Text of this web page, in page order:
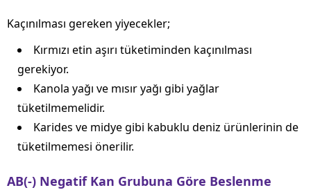
Kaçınılması gereken yiyecekler;
Kırmızı etin aşırı tüketiminden kaçınılması
gerekiyor.
Kanola yağı ve mısır yağı gibi yağlar
tüketilmemelidir.
Karides ve midye gibi kabuklu deniz ürünlerinin de
tüketilmemesi önerilir.
AB(-) Negatif Kan Grubuna Göre Beslenme